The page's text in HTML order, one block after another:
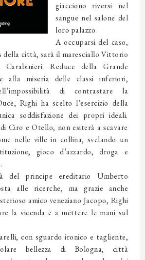
giacciono riversi nel
sangue nel salone del
loro palazzo.
A occuparsi del caso,
della città, sarà il maresciallo Vittorio
Reduce della Grande
alla miseria delle classi inferiori,
di contrastare la
Righi ha scelto l’esercizio della
soddisfazione dei propri ideali.
Ciro e Otello, non esiterà a scavare
nelle ville in collina, svelando un
gioco d’azzardo, droga e
del principe ereditario Umberto
alle ricerche, ma grazie anche
amico veneziano Jacopo, Righi
la vicenda e a mettere le mani sul
con sguardo ironico e tagliente,
bellezza di Bologna, città